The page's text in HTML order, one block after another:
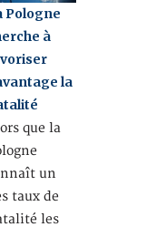
Pologne
à
la
que la
un
taux de
les